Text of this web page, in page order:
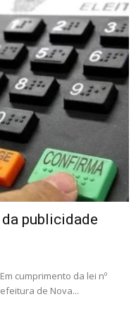
publicidade
cumprimento da lei nº
de Nova...